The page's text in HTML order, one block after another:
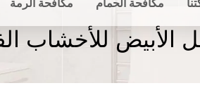
مكافحة الحمام مكافحة الرمة
الأبيض للأخشاب